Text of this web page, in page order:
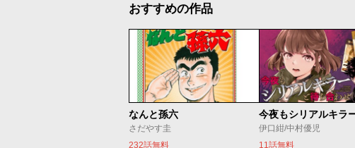
おすすめの作品
なんと孫六
さだやす圭
232話無料
伊口紺/中村優児
11話無料